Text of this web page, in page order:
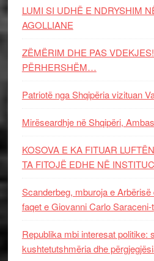
LUMI SI UDHË E NDRYSHIM
AGOLLIANE
ZËMËRIM DHE PAS
PËRHERSHËM…
Patriotë nga Shqipëria vizituan
Mirëseardhje në Shqipëri,
KOSOVA E KA FITUAR
TA FITOJË EDHE NË
Scanderbeg, mburoja e
faqet e Giovanni Carlo Saraceni-t
Republika mbi interesat politike:
kushtetutshmëria dhe